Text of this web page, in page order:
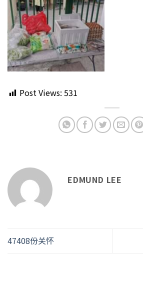
Post Views: 531
EDMUND LEE
47408份关怀